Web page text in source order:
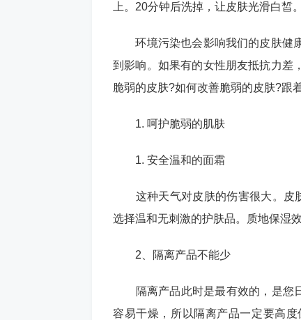
上。20分钟后洗掉，让皮肤光滑白皙。
环境污染也会影响我们的皮肤健康
到影响。如果有的女性朋友抵抗力差
脆弱的皮肤?如何改善脆弱的皮肤?跟
1. 呵护脆弱的肌肤
1. 安全温和的面霜
这种天气对皮肤的伤害很大。皮肤
选择温和无刺激的护肤品。质地保湿
2、隔离产品不能少
隔离产品此时是最有效的，是您日
容易干燥，所以隔离产品一定要高